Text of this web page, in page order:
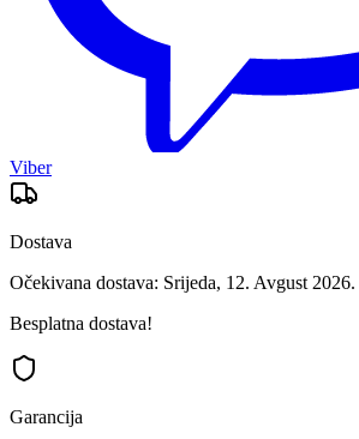
Viber
Dostava
Očekivana dostava: Srijeda, 12. Avgust 2026.
Besplatna dostava!
Garancija